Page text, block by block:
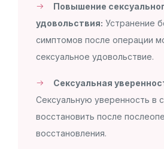
Повышение
удовольствия: Устранение
симптомов после операции
сексуальное удовольствие.
Сексуальная
Сексуальную уверенность в
восстановить после
восстановления.